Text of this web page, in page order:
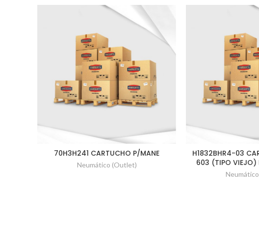
70H3H241 CARTUCHO P/MANE
Neumático (Outlet)
H1832BHR4-03
603 (TIPO VIEJO)